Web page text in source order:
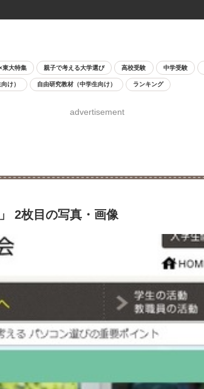
東大特集 親子で考える大学選び 高校受験 中学受験
け） 自由研究教材（中学生向け） ランキング
advertisement
2枚目の写真・画像